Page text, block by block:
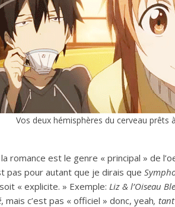
Vos deux hémisphères du cerveau prêts
romance est le genre « principal » de
pas pour autant que je dirais que
« explicite. » Exemple: Liz & l’Oiseau
, mais c’est pas « officiel » donc, yeah,